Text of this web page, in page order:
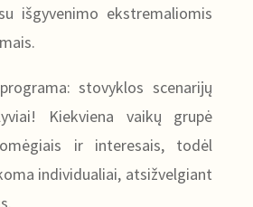
išgyvenimo ekstremaliomis
stovyklos scenarijų
Kiekviena vaikų grupė
ir interesais, todėl
individualiai, atsižvelgiant